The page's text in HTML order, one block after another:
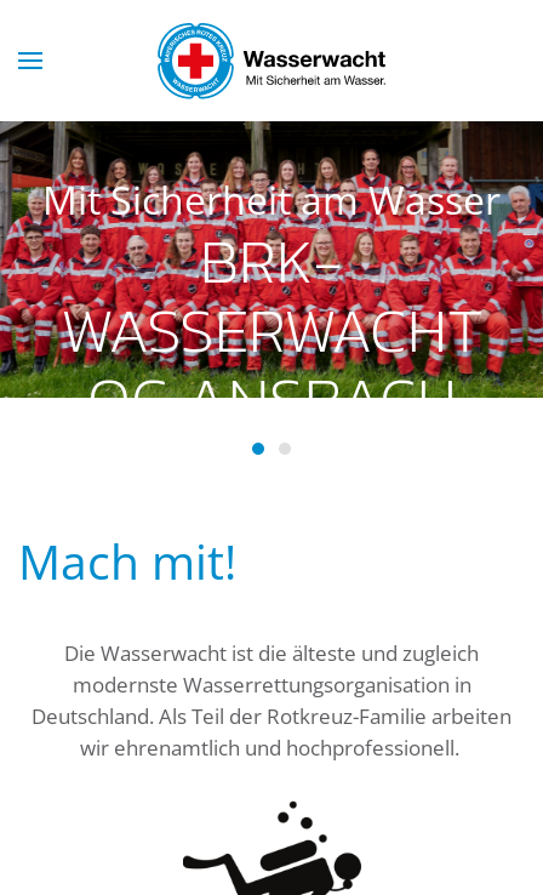
Skip to main content
Mit Sicherheit am Wasser
BRK-
WASSERWACHT
OG ANSBACH
BRK-Wasserwacht OG
Mach mit!
Die Wasserwacht ist die älteste und zugleich
modernste Wasserrettungsorganisation in
Deutschland. Als Teil der Rotkreuz-Familie arbeiten
wir ehrenamtlich und hochprofessionell.